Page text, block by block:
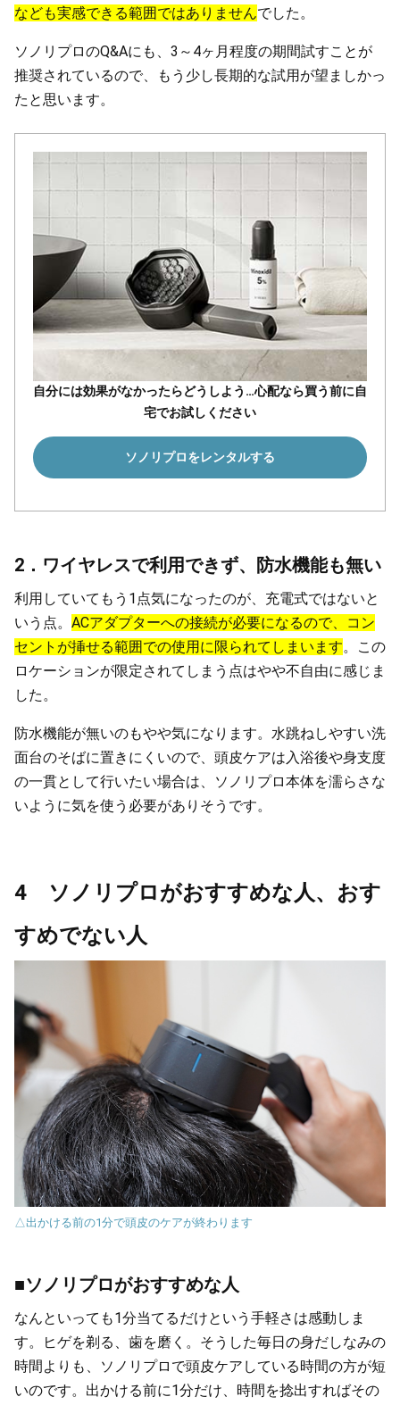
なども実感できる範囲ではありませんでした。
ソノリプロのQ&Aにも、3～4ヶ月程度の期間試すことが
推奨されているので、もう少し長期的な試用が望ましかっ
たと思います。
自分には効果がなかったらどうしよう…心配なら買う前に自
宅でお試しください
ソノリプロをレンタルする
2．ワイヤレスで利用できず、防水機能も無い
利用していてもう1点気になったのが、充電式ではないと
いう点。 ACアダプターへの接続が必要になるので、コン
セントが挿せる範囲での使用に限られてしまいます。この
ロケーションが限定されてしまう点はやや不自由に感じま
した。
防水機能が無いのもやや気になります。水跳ねしやすい洗
面台のそばに置きにくいので、頭皮ケアは入浴後や身支度
の一貫として行いたい場合は、ソノリプロ本体を濡らさな
いように気を使う必要がありそうです。
4 ソノリプロがおすすめな人、おす
すめでない人
△出かける前の1分で頭皮のケアが終わります
■ソノリプロがおすすめな人
なんといっても1分当てるだけという手軽さは感動しま
す。ヒゲを剃る、歯を磨く。そうした毎日の身だしなみの
時間よりも、ソノリプロで頭皮ケアしている時間の方が短
いのです。出かける前に1分だけ、時間を捻出すればその